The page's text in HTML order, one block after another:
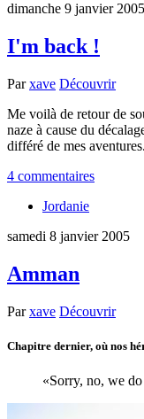
dimanche 9 janvier 2005
I'm back !
Parxave Découvrir
Me voilà de retour de
naze à cause du
différé de mes aventures.
4 commentaires
Jordanie
samedi 8 janvier 2005
Amman
Parxave Découvrir
Chapitre dernier, où nos
Sorry, no, we